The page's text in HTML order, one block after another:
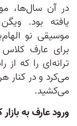
در آن سال‌ها،
یافته بود.
موسیقی نو
برای عارف
ترانه‌ای را که
می‌کرد و در کنار
می‌کشید.
ورود عارف به بازار